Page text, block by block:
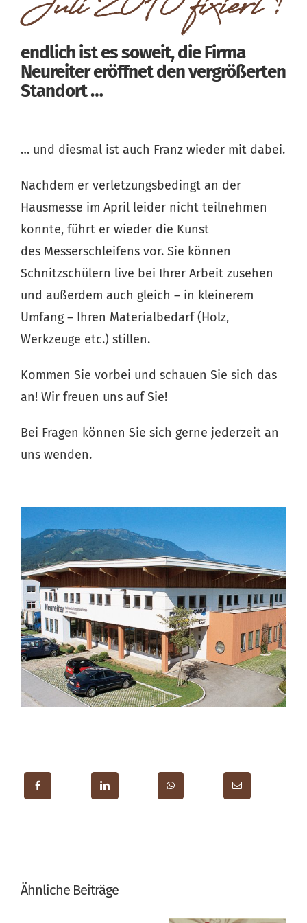
Juli 2010 fixiert!
endlich ist es soweit, die Firma
Neureiter eröffnet den vergrößerten
Standort …
… und diesmal ist auch Franz wieder mit dabei.
Nachdem er verletzungsbedingt an der
Hausmesse im April leider nicht teilnehmen
konnte, führt er wieder die Kunst
des Messerschleifens vor. Sie können
Schnitzschülern live bei Ihrer Arbeit zusehen
und außerdem auch gleich – in kleinerem
Umfang – Ihren Materialbedarf (Holz,
Werkzeuge etc.) stillen.
Kommen Sie vorbei und schauen Sie sich das
an! Wir freuen uns auf Sie!
Bei Fragen können Sie sich gerne jederzeit an
uns wenden.
Ähnliche Beiträge